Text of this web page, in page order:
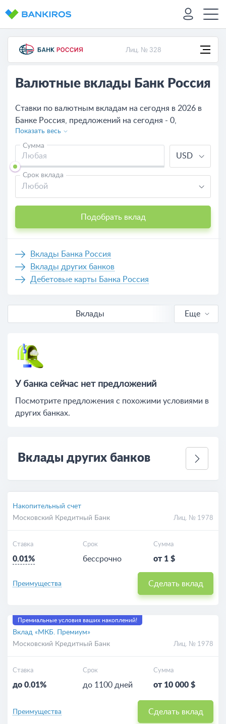
Лиц. № 328
Валютные вклады Банк Россия
Ставки по валютным вкладам на сегодня в 2026 в
Банке Россия, предложений на сегодня - 0,
сравните все предложения и выберете подходящий
депозит.
Показать весь
Сумма
USD
Срок вклада
Любой
Подобрать вклад
Вклады Банка Россия
Вклады других банков
Дебетовые карты Банка Россия
Вклады
Еще
У банка сейчас нет предложений
Посмотрите предложения c похожими условиями в
других банках.
Вклады других банков
Накопительный счет
Московский Кредитный Банк
Лиц. № 1978
Ставка
0.01%
Срок
бессрочно
Сумма
от 1 $
Преимущества Сделать вклад
Премиальные условия ваших накоплений!
Вклад «МКБ. Премиум»
Московский Кредитный Банк
Лиц. № 1978
Ставка
до 0.01%
Срок
до 1100 дней
Сумма
от 10 000 $
Преимущества Сделать вклад